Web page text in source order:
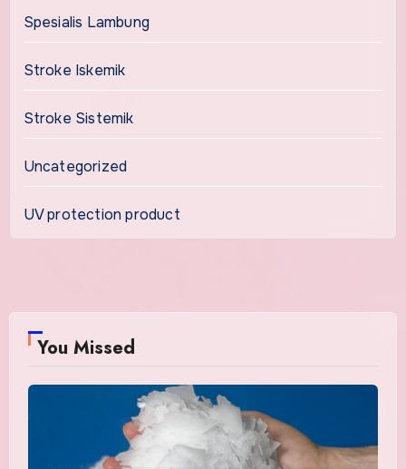
Spesialis Lambung
Stroke Iskemik
Stroke Sistemik
Uncategorized
UV protection product
You Missed